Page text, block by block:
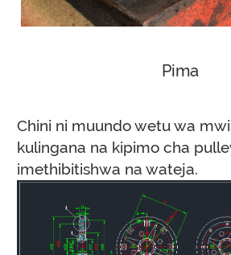
Pima
Chini ni muundo wetu wa
kulingana na kipimo cha
imethibitishwa na wateja.